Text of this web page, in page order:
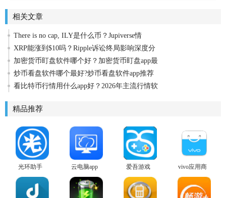
相关文章
There is no cap, ILY是什么币？Jupiverse情
XRP能涨到$10吗？Ripple诉讼终局影响深度分
加密货币盯盘软件哪个好？加密货币盯盘app最
炒币看盘软件哪个最好?炒币看盘软件app推荐
看比特币行情用什么app好？2026年主流行情软
精品推荐
光环助手
2026
云电脑app
爱吾游戏
宝盒安卓
版
vivo应用商
店